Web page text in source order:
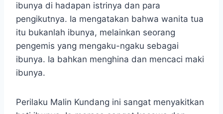
ibunya di hadapan istrinya dan para
pengikutnya. Ia mengatakan bahwa wanita tua
itu bukanlah ibunya, melainkan seorang
pengemis yang mengaku-ngaku sebagai
ibunya. Ia bahkan menghina dan mencaci maki
ibunya.
Perilaku Malin Kundang ini sangat menyakitkan